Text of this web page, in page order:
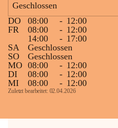
Geschlossen
DO
08:00 - 12:00
FR
08:00 - 12:00
14:00
- 17:00
SA
Geschlossen
SO
Geschlossen
MO 08:00 - 12:00
DI
08:00 - 12:00
MI
08:00 - 12:00
Zuletzt bearbeitet: 02.04.2026